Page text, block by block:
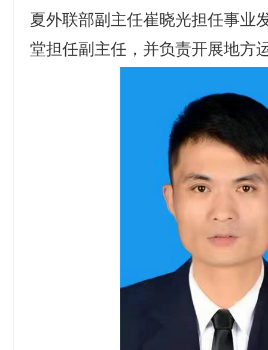
夏外联部副主任崔晓光担任事业
堂担任副主任，并负责开展地方